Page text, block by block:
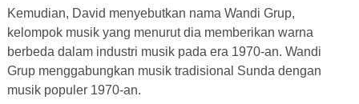
Kemudian, David menyebutkan nama Wandi Grup,
kelompok musik yang menurut dia memberikan warna
berbeda dalam industri musik pada era 1970-an. Wandi
Grup menggabungkan musik tradisional Sunda dengan
musik populer 1970-an.